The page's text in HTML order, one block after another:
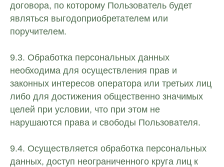
договора, по которому Пользователь будет
являться выгодоприобретателем или
поручителем.
9.3. Обработка персональных данных
необходима для осуществления прав и
законных интересов оператора или третьих лиц
либо для достижения общественно значимых
целей при условии, что при этом не
нарушаются права и свободы Пользователя.
9.4. Осуществляется обработка персональных
данных, доступ неограниченного круга лиц к